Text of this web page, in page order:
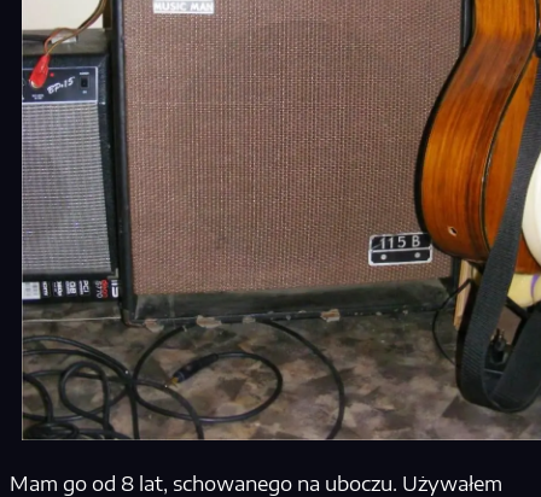
Mam go od 8 lat, schowanego na uboczu. Używałem